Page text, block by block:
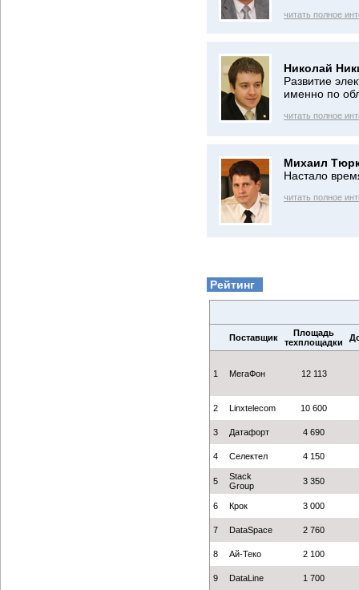
читать полное
Николай
Развитие
именно по
читать полное
Михаил
Настало
читать полное
Рейтинг
Поставщик
Площадь
техплощадки
1 МегаФон 12 113
2 Linxtelecom 10 600
3 Датафорт 4 690
4 Селектел 4 150
5
Stack
Group
3 350
6 Крок 3 000
7 DataSpace 2 760
8 Ай-Теко 2 100
9 DataLine 1 700